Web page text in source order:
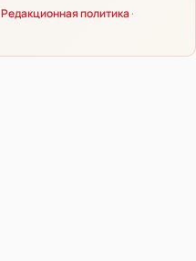
Редакционная политика·